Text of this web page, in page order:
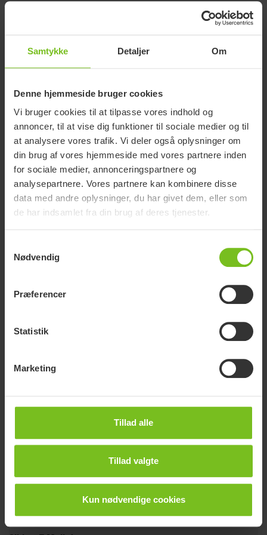
Samtykke Detaljer Om
Denne hjemmeside bruger cookies
Vi bruger cookies til at tilpasse vores indhold og
annoncer, til at vise dig funktioner til sociale medier og til
at analysere vores trafik. Vi deler også oplysninger om
din brug af vores hjemmeside med vores partnere inden
for sociale medier, annonceringspartnere og
analysepartnere. Vores partnere kan kombinere disse
data med andre oplysninger, du har givet dem, eller som
de har indsamlet fra din brug af deres tjenester.
Nødvendig
Præferencer
Statistik
Marketing
Tillad alle
Tillad valgte
Kun nødvendige cookies
APV-hjælpemidler indenfor forflytning,
Luftmadrasser til forflytning,
Mail:line.bischoff@etac.com
Sikker E-Mail: Nej
Mobil:54 55 49 87
Kenneth Borst
Manuelle kørestole,
Bad & -toilet hjælpemidler.